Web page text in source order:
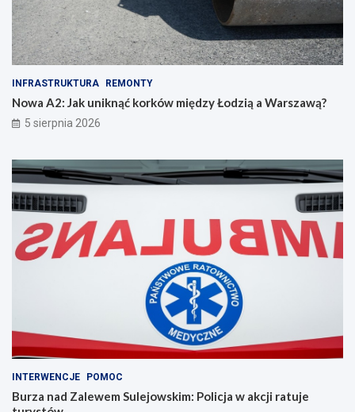
INFRASTRUKTURA REMONTY
Nowa A2: Jak uniknąć korków między Łodzią a Warszawą?
5 sierpnia 2026
INTERWENCJE POMOC
Burza nad Zalewem Sulejowskim: Policja w akcji ratuje